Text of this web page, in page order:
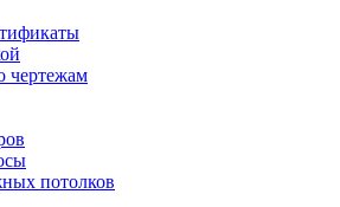
чертежам
потолков